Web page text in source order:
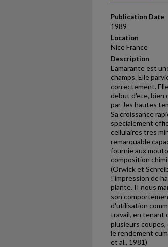
Publication Date
1989
Location
Nice France
Description
L'amarante est
champs. Elle
correctement.
debut d'ete, bien
par Jes hautes
Sa croissance
specialement
cellulaires tres
remarquable
fournie aux
composi­tion
(Orwick et
!'impression de
plante. II nous
son
d'utilisation
travail, en tenant
plusieurs
le rendement
et al., 1981)